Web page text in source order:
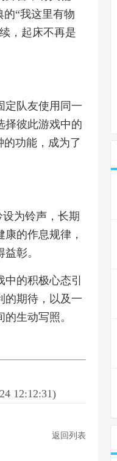
“我这里有物
，起床不再是
定队友使用同一
择彼此游戏中的
功能，成为了
为铃声，长期
的作息规律，
彰。
的积极心态引
的期待，以及一
生动写照。
12:12:31)
返回列表